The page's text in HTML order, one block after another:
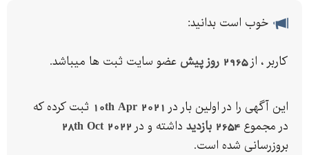
خوب است بدانید:
کاربر ، از2965 روز پیش عضو سایت ثبت ها میباشد.
این آگهی را در اولین بار در 10th Apr 2021 ثبت کرده که
در مجموع 2654 بازدید داشته و در 28th Oct 2022
بروزرسانی شده است.